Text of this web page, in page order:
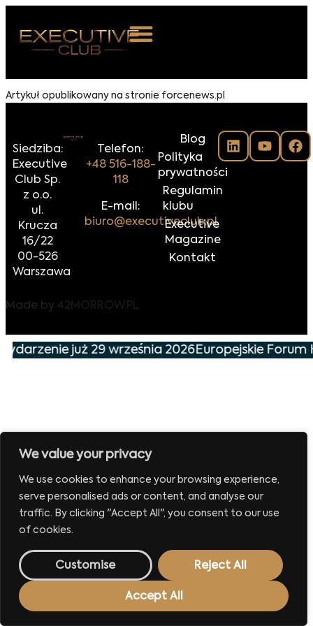
We value your privacy
We use cookies to enhance your browsing experience,
serve personalised ads or content, and analyse our
traffic. By clicking "Accept All", you consent to our use
of cookies.
Customise Reject All
Accept All
NAS
ROOM
DO NAS
Artykuł opublikowany na stronie forcenews.pl
Siedziba:
Executive
Club Sp.
z o.o.
ul.
Krucza
16/22
00-526
Warszawa
Telefon:
+48 516-188-
118
E-mail:
biuro@executiveclub.pl
Blog
Polityka
prywatności
Regulamin
klubu
Executive
Magazine
Kontakt
Made by 42MORROW.PL
już 29 września 2026Europejskie Forum